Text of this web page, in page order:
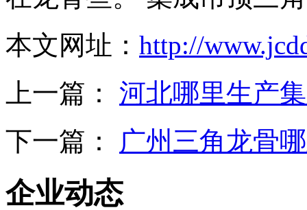
本文网址： http://
上一篇： 河北哪里生产
下一篇： 广州三角龙骨
企业动态